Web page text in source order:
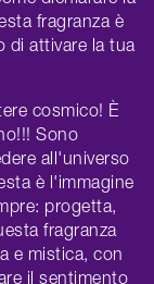
fragranza è
di attivare la tua
cosmico! È
Sono
all'universo
è l'immagine
progetta,
fragranza
e mistica, con
il sentimento